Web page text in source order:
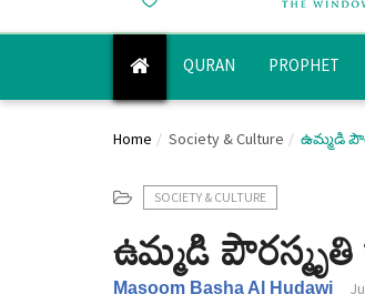
QURAN PROPHET
Home Society & Culture ఉమ్మడి
SOCIETY & CULTURE
ఉమ్మడి
Masoom Basha Al Hudawi